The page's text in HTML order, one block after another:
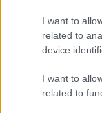
I want to
related to
device
I want to
related to
szokásos 2,5
termelőknek,
címkét is rá kell
“A savanyító